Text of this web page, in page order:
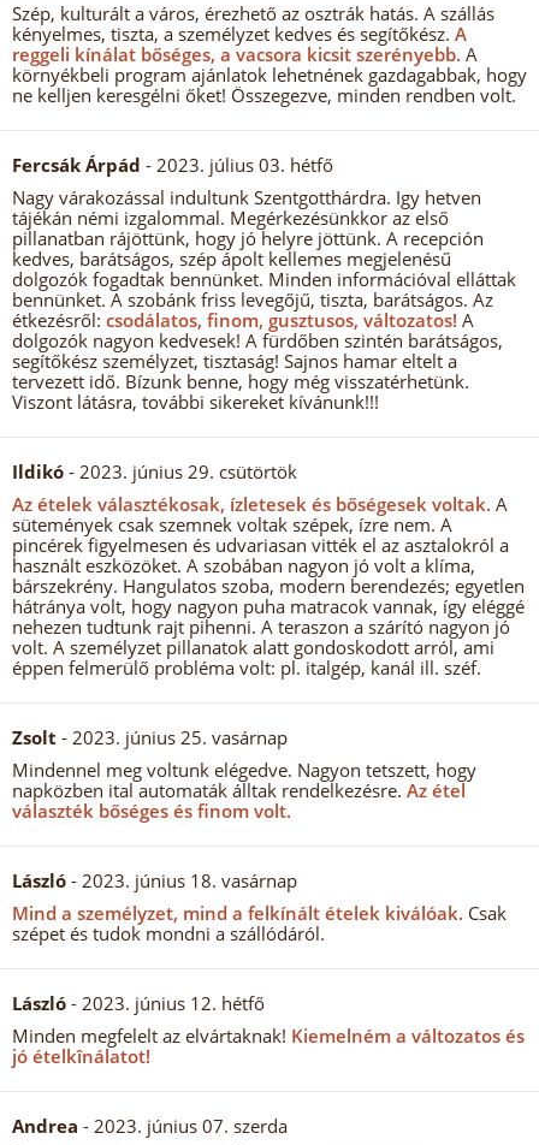
Szép, kulturált a város, érezhető az osztrák hatás. A szállás
kényelmes, tiszta, a személyzet kedves és segítőkész. A
reggeli kínálat bőséges, a vacsora kicsit szerényebb. A
környékbeli program ajánlatok lehetnének gazdagabbak, hogy
ne kelljen keresgélni őket! Összegezve, minden rendben volt.
Fercsák Árpád - 2023. július 03. hétfő
Nagy várakozással indultunk Szentgotthárdra. Igy hetven
tájékán némi izgalommal. Megérkezésünkkor az első
pillanatban rájöttünk, hogy jó helyre jöttünk. A recepción
kedves, barátságos, szép ápolt kellemes megjelenésű
dolgozók fogadtak bennünket. Minden információval elláttak
bennünket. A szobánk friss levegőjű, tiszta, barátságos. Az
étkezésről: csodálatos, finom, gusztusos, változatos! A
dolgozók nagyon kedvesek! A fürdőben szintén barátságos,
segítőkész személyzet, tisztaság! Sajnos hamar eltelt a
tervezett idő. Bízunk benne, hogy még visszatérhetünk.
Viszont látásra, további sikereket kívánunk!!!
Ildikó - 2023. június 29. csütörtök
Az ételek választékosak, ízletesek és bőségesek voltak. A
sütemények csak szemnek voltak szépek, ízre nem. A
pincérek figyelmesen és udvariasan vitték el az asztalokról a
használt eszközöket. A szobában nagyon jó volt a klíma,
bárszekrény. Hangulatos szoba, modern berendezés; egyetlen
hátránya volt, hogy nagyon puha matracok vannak, így eléggé
nehezen tudtunk rajt pihenni. A teraszon a szárító nagyon jó
volt. A személyzet pillanatok alatt gondoskodott arról, ami
éppen felmerülő probléma volt: pl. italgép, kanál ill. széf.
Zsolt - 2023. június 25. vasárnap
Mindennel meg voltunk elégedve. Nagyon tetszett, hogy
napközben ital automaták álltak rendelkezésre. Az étel
választék bőséges és finom volt.
László - 2023. június 18. vasárnap
Mind a személyzet, mind a felkínált ételek kiválóak. Csak
szépet és tudok mondni a szállódáról.
László - 2023. június 12. hétfő
Minden megfelelt az elvártaknak! Kiemelném a változatos és
jó ételkînálatot!
Andrea - 2023. június 07. szerda